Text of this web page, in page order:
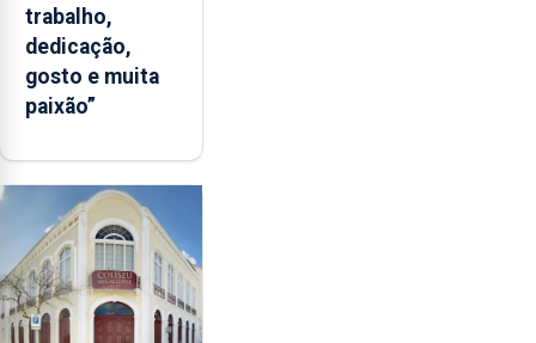
trabalho,
dedicação,
gosto e muita
paixão”